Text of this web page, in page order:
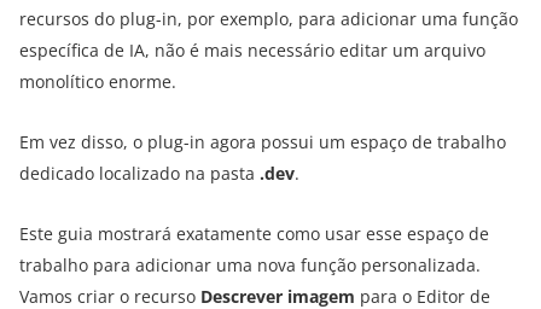
recursos do plug-in, por exemplo, para adicionar uma função
específica de IA, não é mais necessário editar um arquivo
monolítico enorme.
Em vez disso, o plug-in agora possui um espaço de trabalho
dedicado localizado na pasta .dev.
Este guia mostrará exatamente como usar esse espaço de
trabalho para adicionar uma nova função personalizada.
Vamos criar o recurso Descrever imagem para o Editor de